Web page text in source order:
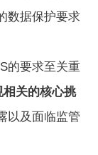
数据保护要求
的要求至关重
相关的核心挑
以及面临监管